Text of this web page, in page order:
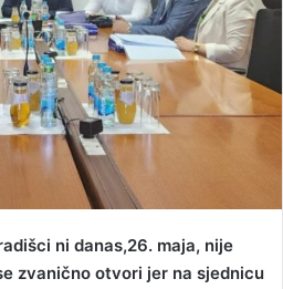
ni danas,26. maja, nije
zvanično otvori jer na sjednicu